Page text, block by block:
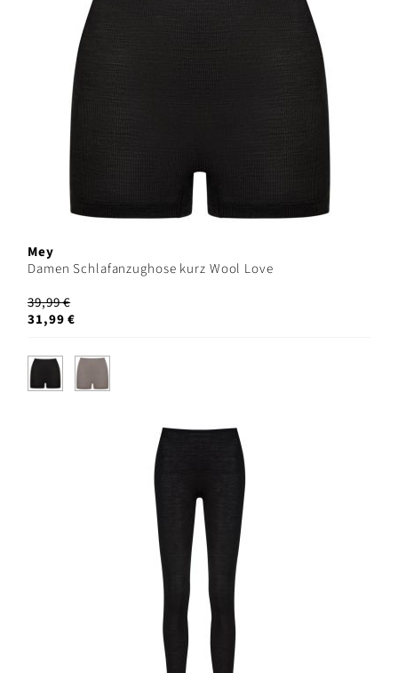
Mey
Damen Schlafanzughose kurz Wool Love
39,99 €
31,99 €